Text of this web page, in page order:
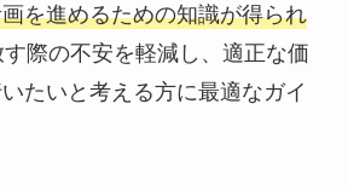
を進めるための知識が得られ
際の不安を軽減し、適正な価
たいと考える方に最適なガイ